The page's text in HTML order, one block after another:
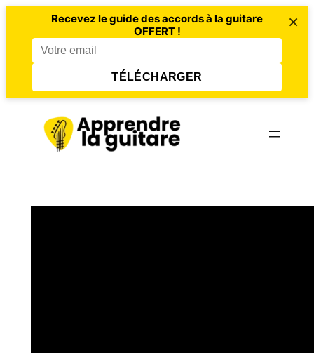
Recevez le guide des accords à la guitare
OFFERT !
TÉLÉCHARGER
×
contenu